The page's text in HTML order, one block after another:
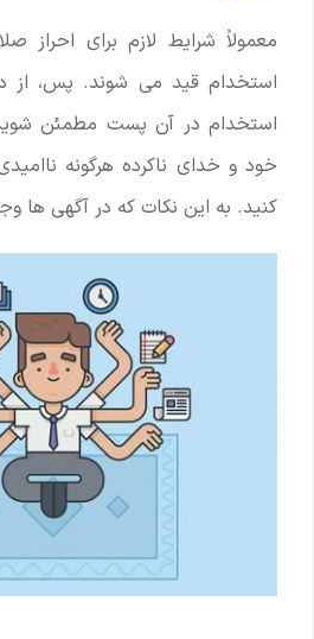
معمولاً شرایط لازم برای احراز
استخدام قید می شوند. پس، از
استخدام در آن پست مطمئن
خود و خدای ناکرده هرگونه
کنید. به این نکات که در آگهی ها